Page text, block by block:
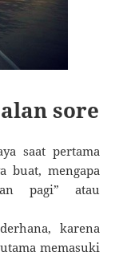
sore
saat pertama
buat, mengapa
pagi” atau
karena
memasuki